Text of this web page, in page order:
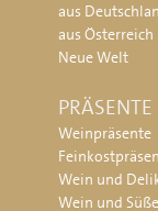
aus
aus Österreich
Neue Welt
PRÄSENTE
Weinpräsente
Wein und
Wein und